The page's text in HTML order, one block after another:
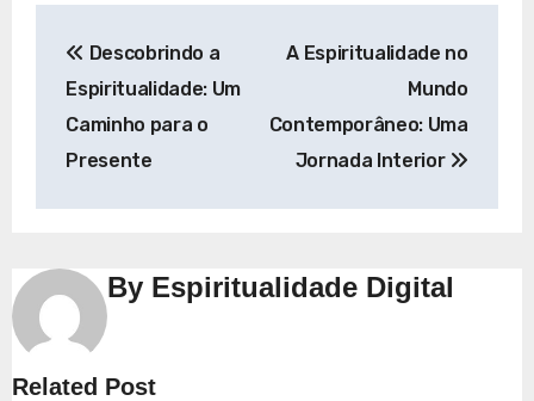
de
Post
Descobrindo a
Espiritualidade: Um
Caminho para o
Presente
A Espiritualidade no
Mundo
Contemporâneo: Uma
Jornada Interior
By Espiritualidade Digital
Related Post
Espiritualidade